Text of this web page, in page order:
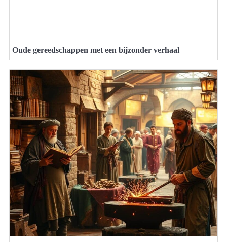
Oude gereedschappen met een bijzonder verhaal